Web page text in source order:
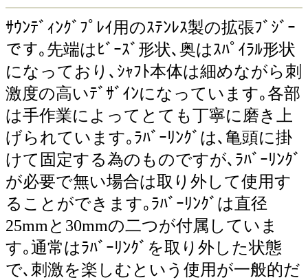
ｻｳﾝﾃﾞｨﾝｸﾞﾌﾟﾚｲ用のｽﾃﾝﾚｽ製の拡張ﾌﾞｼﾞｰ
です｡先端はﾋﾞｰｽﾞ形状､奥はｽﾊﾟｲﾗﾙ形状
になっており､ｼｬﾌﾄ本体は細めながら刺
激度の高いﾃﾞｻﾞｲﾝになっています｡各部
は手作業によってとても丁寧に磨き上
げられています｡ﾗﾊﾞｰﾘﾝｸﾞは､亀頭に掛
けて固定する為のものですが､ﾗﾊﾞｰﾘﾝｸﾞ
が必要で無い場合は取り外して使用す
ることができます｡ﾗﾊﾞｰﾘﾝｸﾞは直径
25mmと30mmの二つが付属していま
す｡通常はﾗﾊﾞｰﾘﾝｸﾞを取り外した状態
で､刺激を楽しむという使用が一般的だ